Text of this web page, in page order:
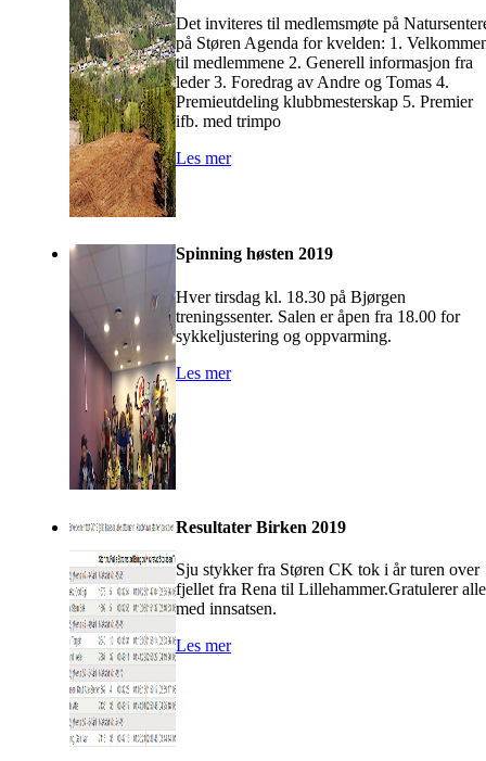
Det inviteres til medlemsmøte på
på Støren Agenda for kvelden: 1.
til medlemmene 2. Generell informasjon fra
leder 3. Foredrag av Andre og Tomas 4.
Premieutdeling klubbmesterskap 5. Premier
ifb. med trimpo
Les mer
Spinning høsten 2019
Hver tirsdag kl. 18.30 på Bjørgen
treningssenter. Salen er åpen fra 18.00 for
sykkeljustering og oppvarming.
Les mer
Resultater Birken 2019
Sju stykker fra Støren CK tok i år turen over
fjellet fra Rena til Lillehammer.Gratulerer alle
med innsatsen.
Les mer